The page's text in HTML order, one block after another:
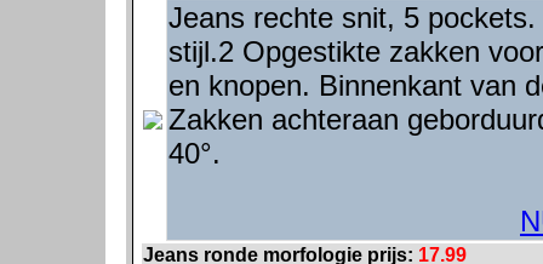
Jeans rechte snit, 5
stijl.2 Opgestikte zakken
en knopen. Binnenkant van
Zakken achteraan
40°.
Jeans ronde morfologie prijs: 17.99